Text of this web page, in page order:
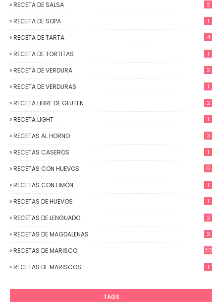
RECETA DE SALSA 2
RECETA DE SOPA 1
RECETA DE TARTA 4
RECETA DE TORTITAS 1
RECETA DE VERDURA 2
RECETA DE VERDURAS 1
RECETA LIBRE DE GLUTEN 2
RECETA LIGHT 1
RECETAS AL HORNO 3
RECETAS CASEROS 1
RECETAS CON HUEVOS 6
RECETAS CON LIMÓN 1
RECETAS DE HUEVOS 1
RECETAS DE LENGUADO 2
RECETAS DE MAGDALENAS 2
RECETAS DE MARISCO 20
RECETAS DE MARISCOS 1
TAGS